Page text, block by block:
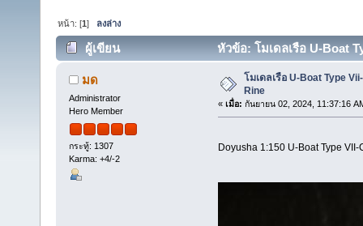
หน้า: [1] ลงล่าง
ผู้เขียน หัวข้อ: โมเดลเรือ U-Boat
มด
Administrator
Hero Member
กระทู้: 1307
Karma: +4/-2
โมเดลเรือ U-Boat Type
Rine
« เมื่อ: กันยายน 02, 2024, 11:37:16
Doyusha 1:150 U-Boat Type VII-